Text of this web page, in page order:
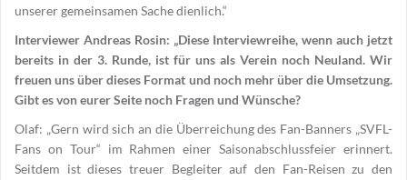
unserer gemeinsamen Sache dienlich.“
Interviewer Andreas Rosin: „Diese Interviewreihe, wenn auch jetzt
bereits in der 3. Runde, ist für uns als Verein noch Neuland. Wir
freuen uns über dieses Format und noch mehr über die Umsetzung.
Gibt es von eurer Seite noch Fragen und Wünsche?
Olaf: „Gern wird sich an die Überreichung des Fan-Banners „SVFL-
Fans on Tour“ im Rahmen einer Saisonabschlussfeier erinnert.
Seitdem ist dieses treuer Begleiter auf den Fan-Reisen zu den